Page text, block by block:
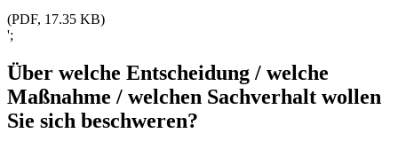
(PDF, 17.35 KB)
';
Über welche Entscheidung / welche
Maßnahme / welchen Sachverhalt wollen
Sie sich beschweren?